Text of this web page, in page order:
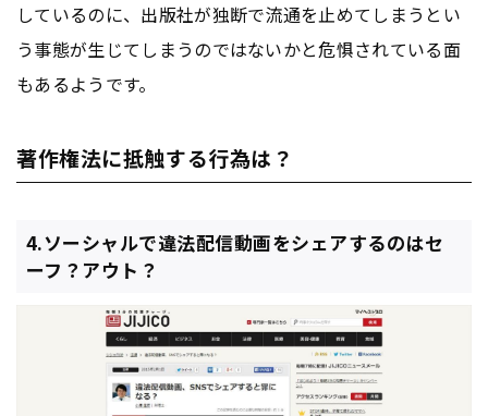
しているのに、出版社が独断で流通を止めてしまうとい
う事態が生じてしまうのではないかと危惧されている面
もあるようです。
著作権法に抵触する行為は？
4.ソーシャルで違法配信動画をシェアするのはセ
ーフ？アウト？